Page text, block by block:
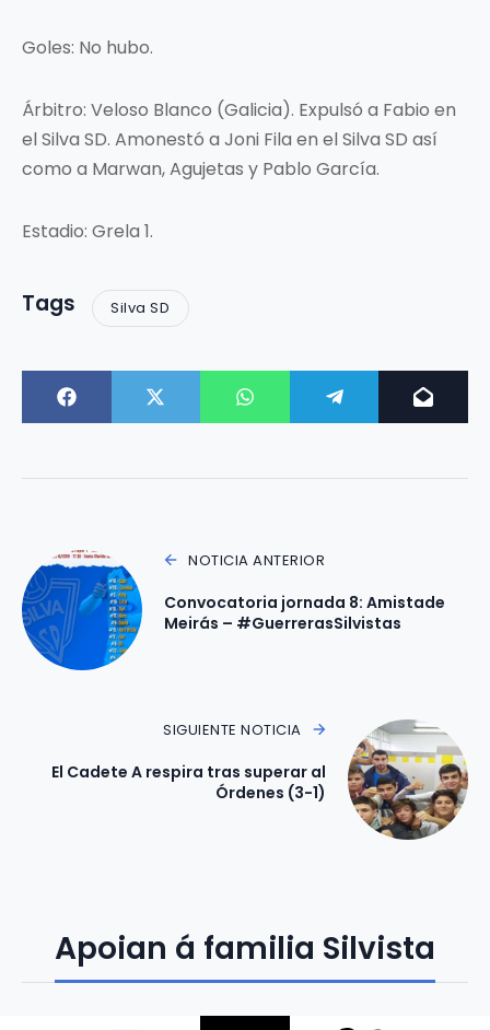
Goles: No hubo.
Árbitro: Veloso Blanco (Galicia). Expulsó a Fabio en
el Silva SD. Amonestó a Joni Fila en el Silva SD así
como a Marwan, Agujetas y Pablo García.
Estadio: Grela 1.
Tags Silva SD
NOTICIA ANTERIOR
Convocatoria jornada 8: Amistade
Meirás – #GuerrerasSilvistas
SIGUIENTE NOTICIA
El Cadete A respira tras superar al
Órdenes (3-1)
Apoian á familia Silvista